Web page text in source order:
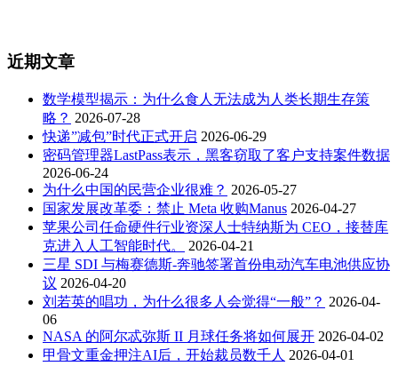
近期文章
数学模型揭示：为什么食人无法成为人类长期生存策
略？ 2026-07-28
快递”减包”时代正式开启 2026-06-29
密码管理器LastPass表示，黑客窃取了客户支持案件数据
2026-06-24
为什么中国的民营企业很难？ 2026-05-27
国家发展改革委：禁止 Meta 收购Manus 2026-04-27
苹果公司任命硬件行业资深人士特纳斯为 CEO，接替库
克进入人工智能时代。
2026-04-21
三星 SDI 与梅赛德斯-奔驰签署首份电动汽车电池供应协
议 2026-04-20
刘若英的唱功，为什么很多人会觉得“一般”？ 2026-04-
06
NASA 的阿尔忒弥斯 II 月球任务将如何展开 2026-04-02
甲骨文重金押注AI后，开始裁员数千人 2026-04-01